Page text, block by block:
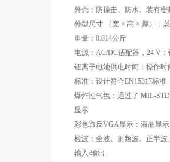
外壳：防撞击、防水、装有
外型尺寸 （宽 × 高 × 厚）：
重量：0.814公斤
电源：AC/DC适配器，24 V
钮离子电池供电时间：操作时
标准：设计符合EN15317标准
爆炸性气氛：通过了 MIL-
显示
彩色透反VGA显示：液晶显
检波：全波、射频波、正半波
输入/输出